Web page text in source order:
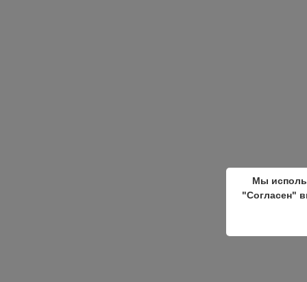
Мы
"Согласен"